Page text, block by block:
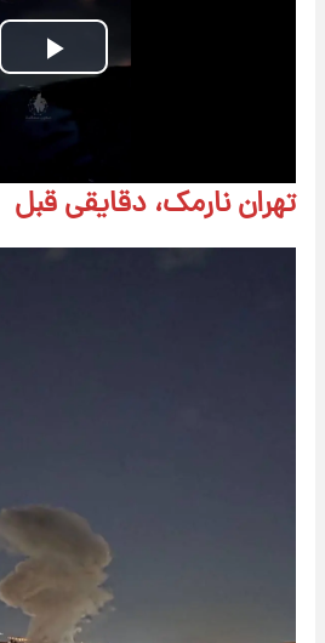
Play
Video
تهران نارمک، دقایقی قبل